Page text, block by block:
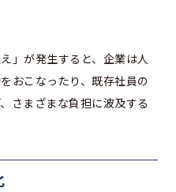
」が発生すると、企業は人
おこなったり、既存社員の
さまざまな負担に波及する